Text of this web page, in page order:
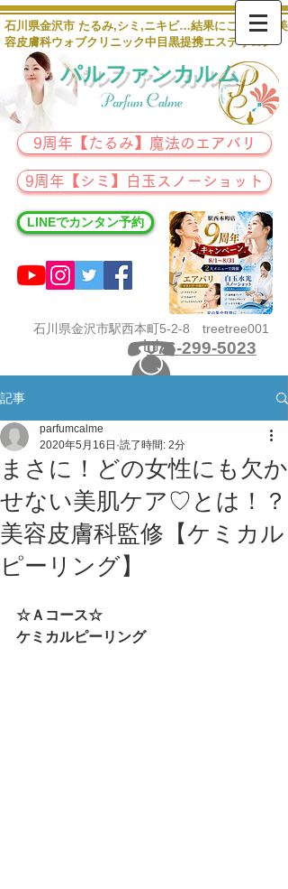
石川県金沢市 たるみ,シミ,ニキビ…結果にこだわる 美
容皮膚科ウォブクリニック中目黒提携エステサロン
パルファンカルム
9周年【たるみ】魔法のエアバリ
9周年【シミ】白玉スノーショット
LINEでカンタン予約
石川県金沢市駅西本町5-2-8 treetree001
076-299-5023
記事
まさに！どの女性にも欠か
せない美肌ケア♡とは！？
美容皮膚科監修【ケミカル
ピーリング】
parfumcalme
2020年5月16日 読了時間: 2分
☆Ａコース☆
ケミカルピーリング